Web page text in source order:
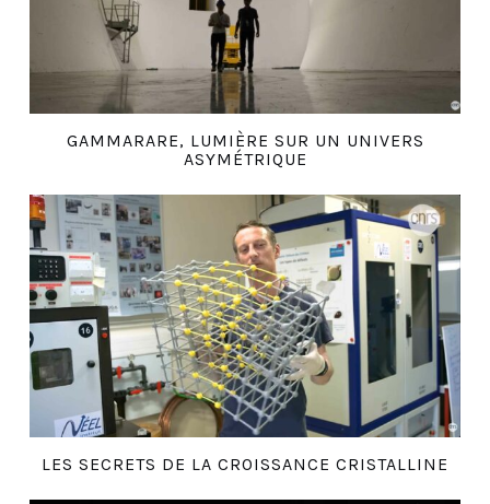
GAMMARARE, LUMIÈRE SUR UN UNIVERS
ASYMÉTRIQUE
LES SECRETS DE LA CROISSANCE CRISTALLINE